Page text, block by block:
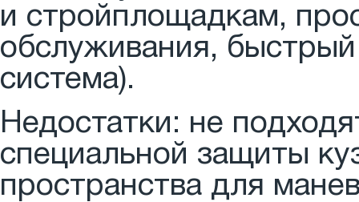
и стройплощадкам,
обслуживания, быстрый
система).
Недостатки: не
специальной защиты
пространства для